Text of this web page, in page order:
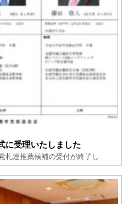
に受理いたしました
札連推薦候補の受付が終了し